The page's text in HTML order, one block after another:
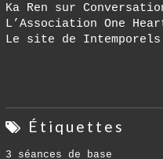
Ka Ren sur
L’Association One
Le site de
Étiquettes
3 séances de base